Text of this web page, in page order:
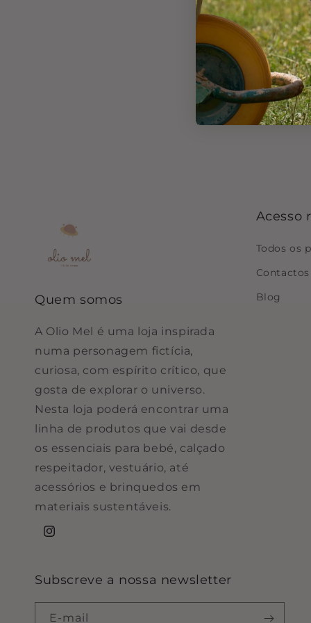
Quem somos
A Olio Mel é uma loja inspirada
numa personagem fictícia,
curiosa, com espírito crítico, que
gosta de explorar o universo.
Nesta loja poderá encontrar uma
linha de produtos que vai desde
os essenciais para bebé, calçado
respeitador, vestuário, até
acessórios e brinquedos em
materiais sustentáveis.
Instagram
Acesso
Todos os
Contactos
Blog
Subscreve a nossa newsletter
E-mail